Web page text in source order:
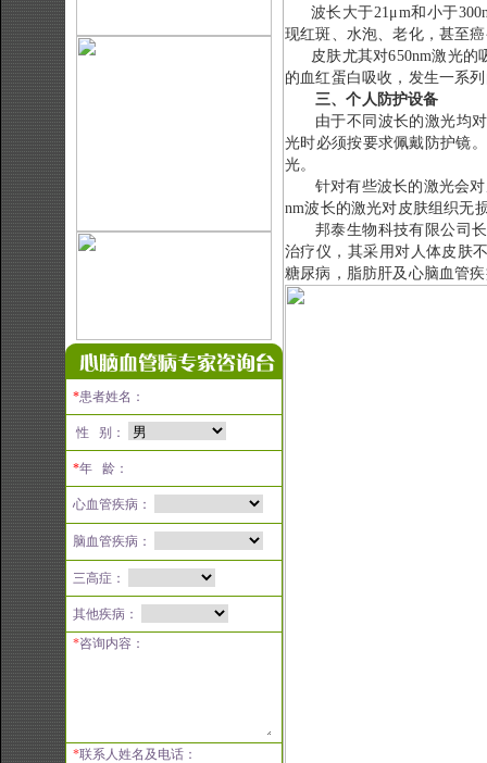
*患者姓名：
性 别：
*年 龄：
心血管疾病：
脑血管疾病：
三高症：
其他疾病：
*咨询内容：
*联系人姓名及电话：
波长大于21μm和小于
现红斑、水泡、老化，甚至
皮肤尤其对650nm激光的
的血红蛋白吸收，发生一系
三、个人防护设备
由于不同波长的激光均
光时必须按要求佩戴防护镜
光。
针对有些波长的激光会
nm波长的激光对皮肤组织无
邦泰生物科技有限公司
治疗仪，其采用对人体皮肤
糖尿病，脂肪肝及心脑血管